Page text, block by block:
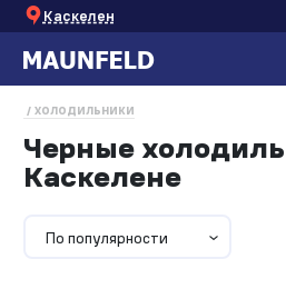
Каскелен
ХОЛОДИЛЬНИКИ
Черные
Каскелене
По популярности